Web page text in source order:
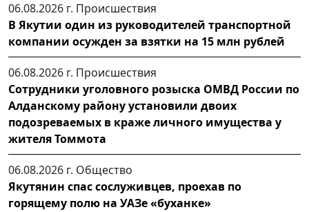
06.08.2026 г. Происшествия
В Якутии один из руководителей транспортной
компании осужден за взятки на 15 млн рублей
06.08.2026 г. Происшествия
Сотрудники уголовного розыска ОМВД России по
Алданскому району установили двоих
подозреваемых в краже личного имущества у
жителя Томмота
06.08.2026 г. Общество
Якутянин спас сослуживцев, проехав по
горящему полю на УАЗе «буханке»